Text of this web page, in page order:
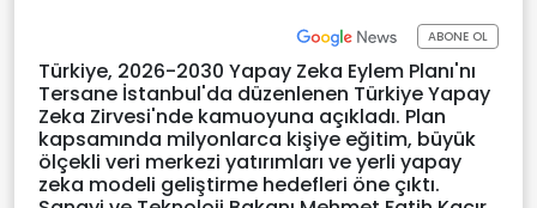
ABONE OL
Türkiye, 2026-2030 Yapay Zeka Eylem Planı'nı
Tersane İstanbul'da düzenlenen Türkiye Yapay
Zeka Zirvesi'nde kamuoyuna açıkladı. Plan
kapsamında milyonlarca kişiye eğitim, büyük
ölçekli veri merkezi yatırımları ve yerli yapay
zeka modeli geliştirme hedefleri öne çıktı.